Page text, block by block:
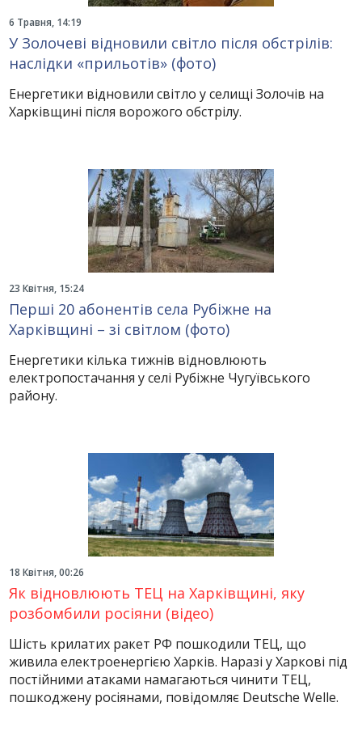
6 Травня, 14:19
У Золочеві відновили світло після обстрілів:
наслідки «прильотів» (фото)
Енергетики відновили світло у селищі Золочів на
Харківщині після ворожого обстрілу.
23 Квітня, 15:24
Перші 20 абонентів села Рубіжне на
Харківщині – зі світлом (фото)
Енергетики кілька тижнів відновлюють
електропостачання у селі Рубіжне Чугуївського
району.
18 Квітня, 00:26
Як відновлюють ТЕЦ на Харківщині, яку
розбомбили росіяни (відео)
Шість крилатих ракет РФ пошкодили ТЕЦ, що
живила електроенергією Харків. Наразі у Харкові під
постійними атаками намагаються чинити ТЕЦ,
пошкоджену росіянами, повідомляє Deutsche Welle.